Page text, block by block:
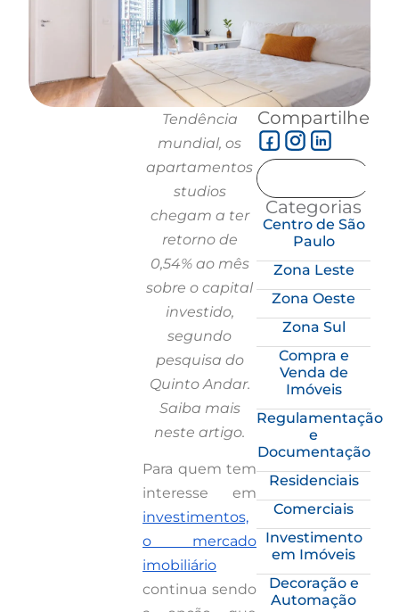
Tendência
mundial, os
apartamentos
studios
chegam a ter
retorno de
0,54% ao mês
sobre o capital
investido,
segundo
pesquisa do
Quinto Andar.
Saiba mais
neste artigo.
Para quem tem
interesse em
investimentos,
o mercado
imobiliário
continua sendo
Compartilhe
Categorias
Centro de São
Paulo
Zona Leste
Zona Oeste
Zona Sul
Compra e
Venda de
Imóveis
Regulamentação
e
Documentação
Residenciais
Comerciais
Investimento
em Imóveis
Decoração e
Automação